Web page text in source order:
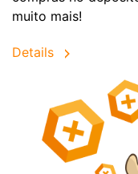
muito mais!
Details